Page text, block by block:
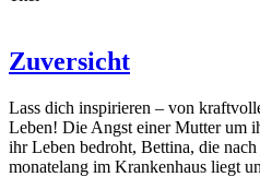
Zuversicht
Lass dich inspirieren – von
Leben! Die Angst einer Mutter um
ihr Leben bedroht, Bettina, die
monatelang im Krankenhaus liegt